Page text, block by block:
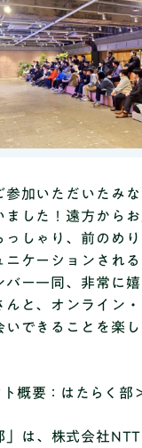
参加いただいたみ
ました！遠方から
っしゃり、前のめ
ニケーションされ
バー一同、非常に
んと、オンライン
いできることを楽
概要：はたらく部
」は、株式会社